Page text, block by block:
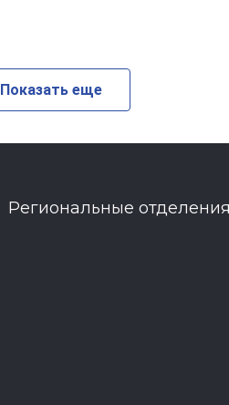
Показать еще
Региональные отделения